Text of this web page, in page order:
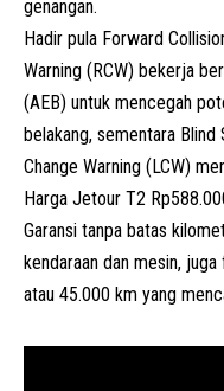
genangan.
Hadir pula Forward
Warning (RCW) bekerja
(AEB) untuk mencegah
belakang, sementara Blind
Change Warning (LCW)
Harga Jetour T2 Rp
Garansi tanpa batas
kendaraan dan mesin, juga
atau 45.000 km yang